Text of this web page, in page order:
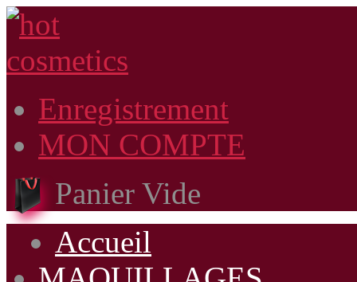
Enregistrement
MON COMPTE
Panier Vide
Accueil